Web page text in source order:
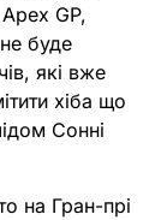
GP,
буде
які вже
хіба що
Сонні
на Гран-прі